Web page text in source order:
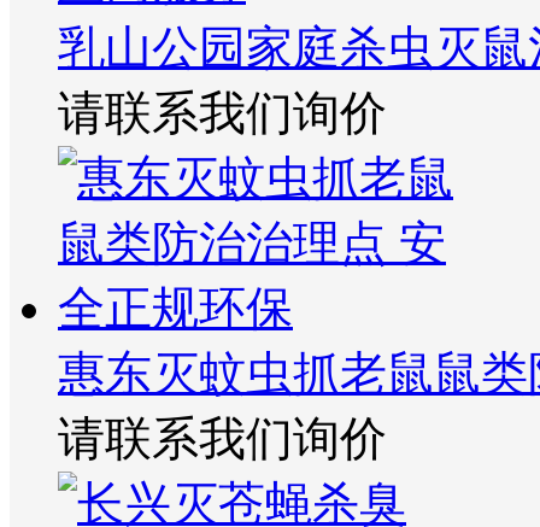
乳山公园家庭杀虫灭
请联系我们询价
惠东灭蚊虫抓老鼠鼠
请联系我们询价